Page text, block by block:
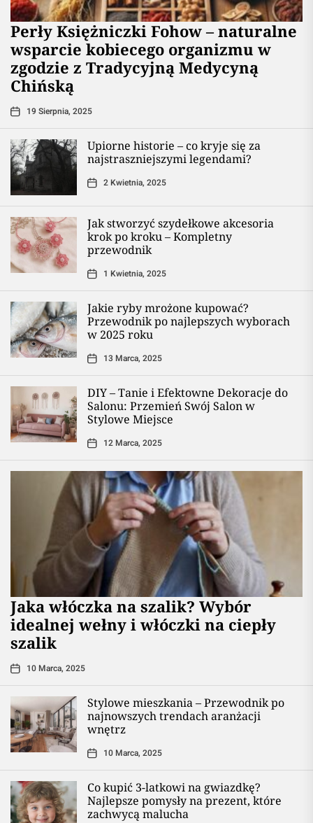
Perły Księżniczki Fohow – naturalne
wsparcie kobiecego organizmu w
zgodzie z Tradycyjną Medycyną
Chińską
19 Sierpnia, 2025
Upiorne historie – co kryje się za
najstraszniejszymi legendami?
2 Kwietnia, 2025
Jak stworzyć szydełkowe akcesoria
krok po kroku – Kompletny
przewodnik
1 Kwietnia, 2025
Jakie ryby mrożone kupować?
Przewodnik po najlepszych wyborach
w 2025 roku
13 Marca, 2025
DIY – Tanie i Efektowne Dekoracje do
Salonu: Przemień Swój Salon w
Stylowe Miejsce
12 Marca, 2025
Jaka włóczka na szalik? Wybór
idealnej wełny i włóczki na ciepły
szalik
10 Marca, 2025
Stylowe mieszkania – Przewodnik po
najnowszych trendach aranżacji
wnętrz
10 Marca, 2025
Co kupić 3-latkowi na gwiazdkę?
Najlepsze pomysły na prezent, które
zachwycą malucha